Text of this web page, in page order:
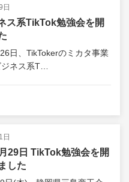
日
ス系TikTok勉強会を開
日、TikTokerのミカタ事業
ジネス系T…
日
29日 TikTok勉強会を開
した